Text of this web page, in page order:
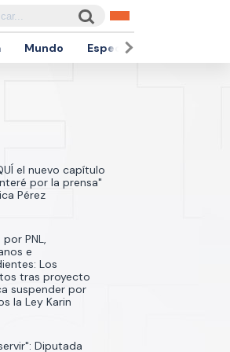
Mundo Espectáculos
el nuevo capítulo
por la prensa"
Pérez
PNL,
e
Los
tras proyecto
suspender por
la Ley Karin
Diputada